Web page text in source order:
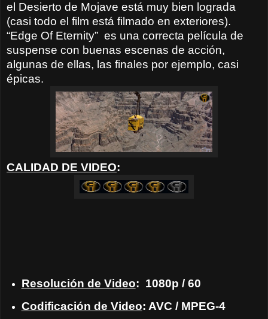
el Desierto de Mojave está muy bien lograda
(casi todo el film está filmado en exteriores).
“Edge Of Eternity” es una correcta película de
suspense con buenas escenas de acción,
algunas de ellas, las finales por ejemplo, casi
épicas.
CALIDAD DE VIDEO:
Resolución de Video: 1080p / 60
Codificación de Video: AVC / MPEG-4